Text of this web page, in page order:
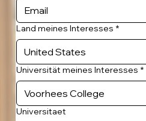
Land meines Interesses *
Universität meines Interesses *
Universitaet